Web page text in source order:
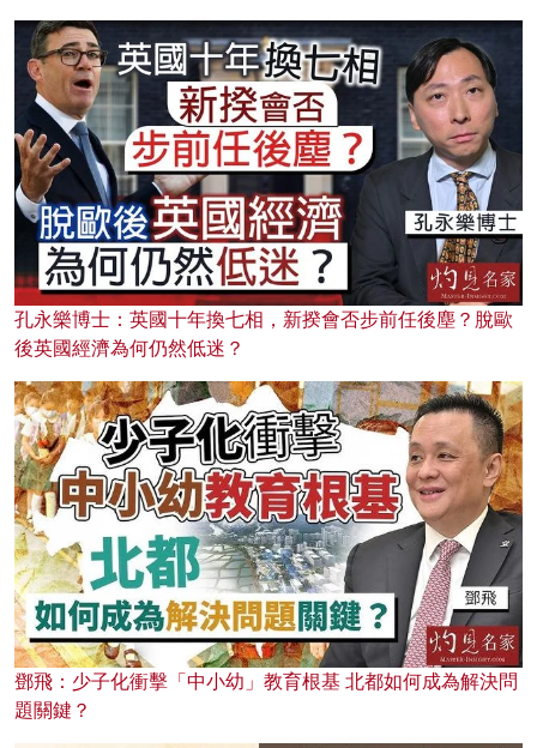
孔永樂博士：英國十年換七相，新揆會否步前任後塵？脫歐
後英國經濟為何仍然低迷？
鄧飛：少子化衝擊「中小幼」教育根基 北都如何成為解決問
題關鍵？